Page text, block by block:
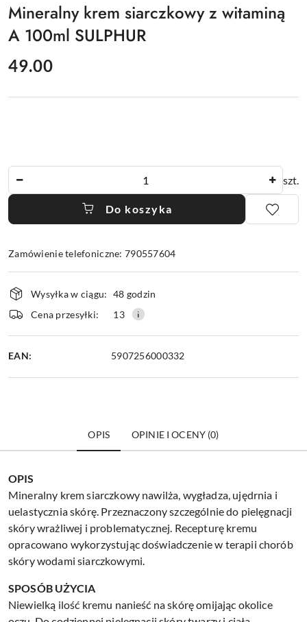
Mineralny krem siarczkowy z witaminą
A 100ml SULPHUR
cena:
49.00
szt.
Do koszyka
Zamówienie telefoniczne: 790557604
Dostępność
i
dostawa
Wysyłka w ciągu: 48 godzin
Cena przesyłki:
13
EAN: 5907256000332
OPIS OPINIE I OCENY (0)
OPIS
Mineralny krem siarczkowy nawilża, wygładza, ujędrnia i
uelastycznia skórę. Przeznaczony szczególnie do pielęgnacji
skóry wrażliwej i problematycznej. Recepturę kremu
opracowano wykorzystując doświadczenie w terapii chorób
skóry wodami siarczkowymi.
SPOSÓB UŻYCIA
Niewielką ilość kremu nanieść na skórę omijając okolice